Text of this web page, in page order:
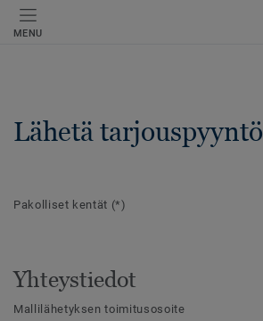
MENU
Lähetä tarjouspyyntö
Pakolliset kentät (*)
Yhteystiedot
Mallilähetyksen toimitusosoite